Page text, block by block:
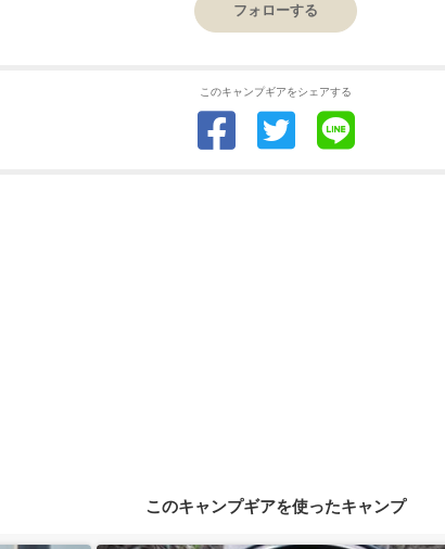
フォローする
このキャンプギアをシェアする
このキャンプギアを使ったキャンプ